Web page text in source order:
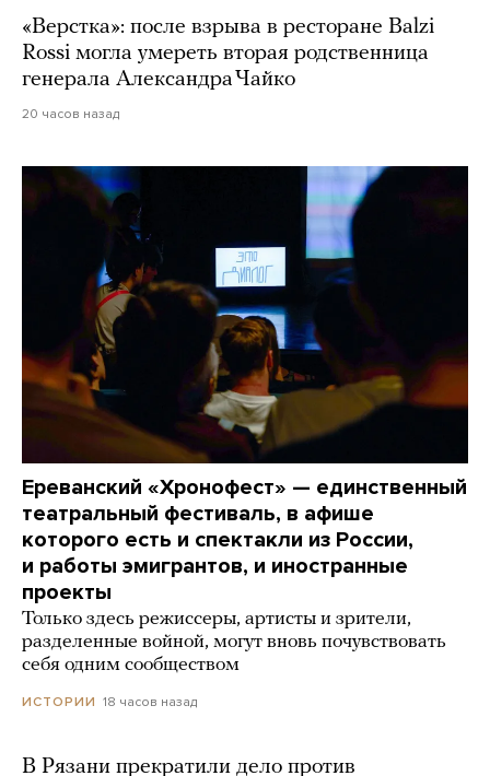
«Верстка»: после взрыва в ресторане Balzi
Rossi могла умереть вторая родственница
генерала Александра Чайко
20 часов назад
Ереванский «Хронофест» — единственный
театральный фестиваль, в афише
которого есть и спектакли из России,
и работы эмигрантов, и иностранные
проекты
Только здесь режиссеры, артисты и зрители,
разделенные войной, могут вновь почувствовать
себя одним сообществом
ИСТОРИИ 18 часов назад
В Рязани прекратили дело против